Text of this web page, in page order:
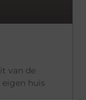
van de
huis